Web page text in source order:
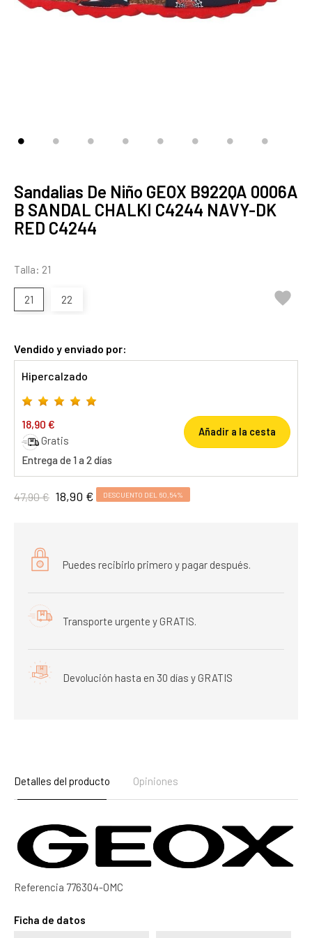
Sandalias De Niño GEOX B922QA 0006A
B SANDAL CHALKI C4244 NAVY-DK
RED C4244
Talla: 21
21 22 
Vendido y enviado por:
Hipercalzado
18,90 €
Gratis
Entrega de 1 a 2 días
Añadir a la cesta
47,90 € 18,90 € DESCUENTO DEL 60,54%
Puedes recibirlo primero y pagar después.
Transporte urgente y GRATIS.
Devolución hasta en 30 días y GRATIS
Detalles del producto Opiniones
Referencia 776304-OMC
Ficha de datos